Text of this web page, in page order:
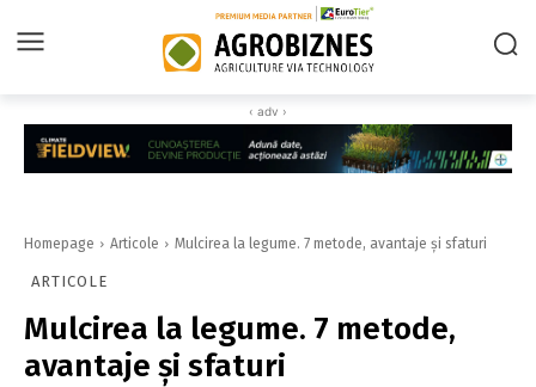
‹ adv ›
Homepage Articole Mulcirea la legume. 7 metode, avantaje și sfaturi
ARTICOLE
Mulcirea la legume. 7 metode,
avantaje și sfaturi